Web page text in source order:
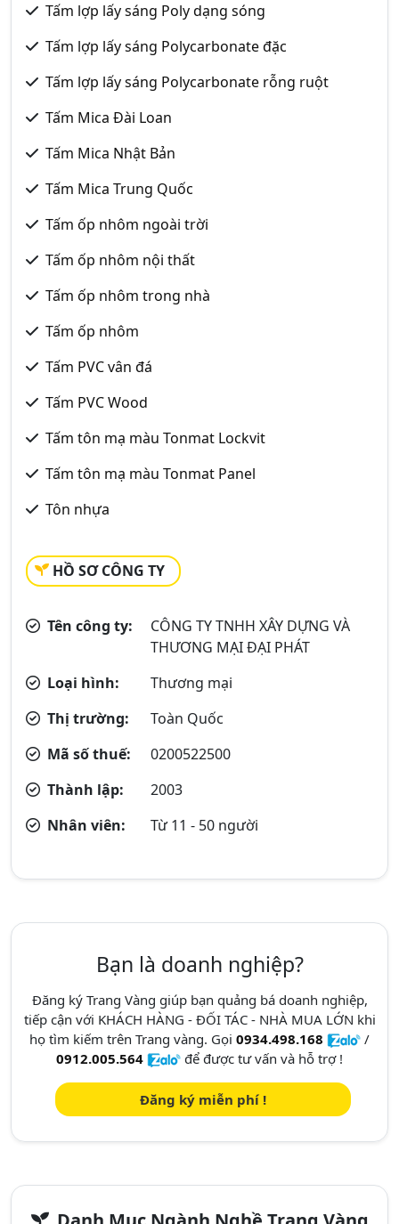
Tấm lợp lấy sáng Poly dạng sóng
Tấm lợp lấy sáng Polycarbonate đặc
Tấm lợp lấy sáng Polycarbonate rỗng ruột
Tấm Mica Đài Loan
Tấm Mica Nhật Bản
Tấm Mica Trung Quốc
Tấm ốp nhôm ngoài trời
Tấm ốp nhôm nội thất
Tấm ốp nhôm trong nhà
Tấm ốp nhôm
Tấm PVC vân đá
Tấm PVC Wood
Tấm tôn mạ màu Tonmat Lockvit
Tấm tôn mạ màu Tonmat Panel
Tôn nhựa
HỒ SƠ CÔNG TY
Tên công ty:
CÔNG TY TNHH XÂY DỰNG VÀ
THƯƠNG MẠI ĐẠI PHÁT
Loại hình:
Thương mại
Thị trường:
Toàn Quốc
Mã số thuế:
0200522500
Thành lập:
2003
Nhân viên:
Từ 11 - 50 người
Bạn là doanh nghiệp?
Đăng ký Trang Vàng giúp bạn quảng bá doanh nghiệp,
tiếp cận với KHÁCH HÀNG - ĐỐI TÁC - NHÀ MUA LỚN khi
họ tìm kiếm trên Trang vàng. Gọi 0934.498.168
/
0912.005.564
để được tư vấn và hỗ trợ !
Đăng ký miễn phí !